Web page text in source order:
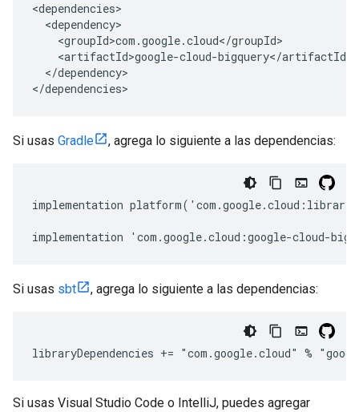
<dependencies>
  <dependency>
    <groupId>com.google.cloud</groupId>
    <artifactId>google-cloud-bigquery</artifactId>
  </dependency>
Si usas Gradle , agrega lo siguiente a las dependencias:
implementation
implementation 'com.google.cloud:google-cloud-
Si usas sbt , agrega lo siguiente a las dependencias:
libraryDependencies += "com.google.cloud" %
Si usas Visual Studio Code o IntelliJ, puedes agregar